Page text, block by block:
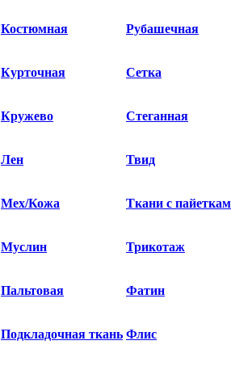
Костюмная Рубашечная
Курточная Сетка
Кружево Стеганная
Лен Твид
Мех/Кожа Ткани с
Муслин Трикотаж
Пальтовая Фатин
Подкладочная ткань Флис